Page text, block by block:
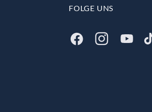
FOLGE UNS